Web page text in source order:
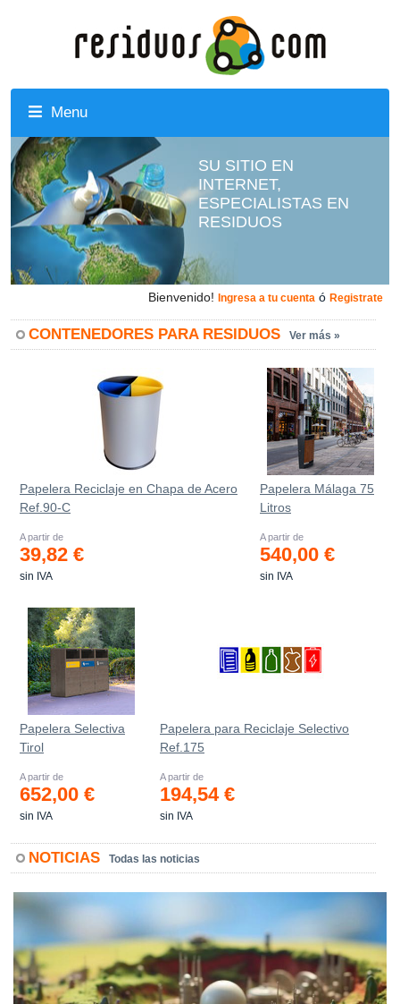
Menu
SU SITIO EN
INTERNET,
ESPECIALISTAS EN
RESIDUOS
Bienvenido! Ingresa a tu cuenta ó Registrate
CONTENEDORES PARA RESIDUOS Ver más »
Papelera Reciclaje en Chapa de Acero
Ref.90-C
A partir de
39,82 €
sin IVA
Papelera Málaga 75
Litros
A partir de
540,00 €
sin IVA
Papelera Selectiva
Tirol
A partir de
652,00 €
sin IVA
Papelera para Reciclaje Selectivo
Ref.175
A partir de
194,54 €
sin IVA
NOTICIAS Todas las noticias